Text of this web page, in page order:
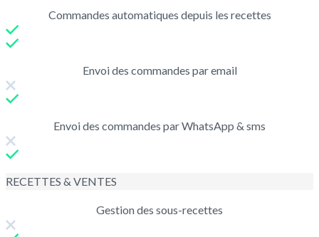
Commandes automatiques depuis les recettes
Envoi des commandes par email
Envoi des commandes par WhatsApp & sms
RECETTES & VENTES
Gestion des sous-recettes